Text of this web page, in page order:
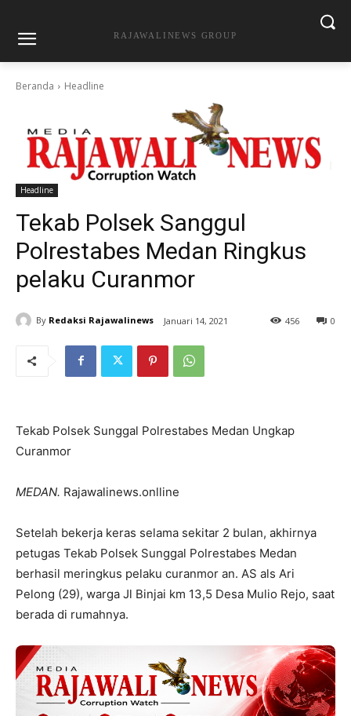
RAJAWALINEWS GROUP
Beranda Headline
Headline
Tekab Polsek Sanggul
Polrestabes Medan Ringkus
pelaku Curanmor
By Redaksi Rajawalinews Januari 14, 2021 0
456
Tekab Polsek Sunggal Polrestabes Medan Ungkap
Curanmor
MEDAN. Rajawalinews.onlline
Setelah bekerja keras selama sekitar 2 bulan, akhirnya
petugas Tekab Polsek Sunggal Polrestabes Medan
berhasil meringkus pelaku curanmor an. AS als Ari
Pelong (29), warga Jl Binjai km 13,5 Desa Mulio Rejo, saat
berada di rumahnya.